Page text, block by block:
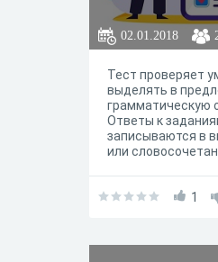
02.01.2018
Тест проверяет
выделять в
грамматическую
Ответы к
записываются в
или
1